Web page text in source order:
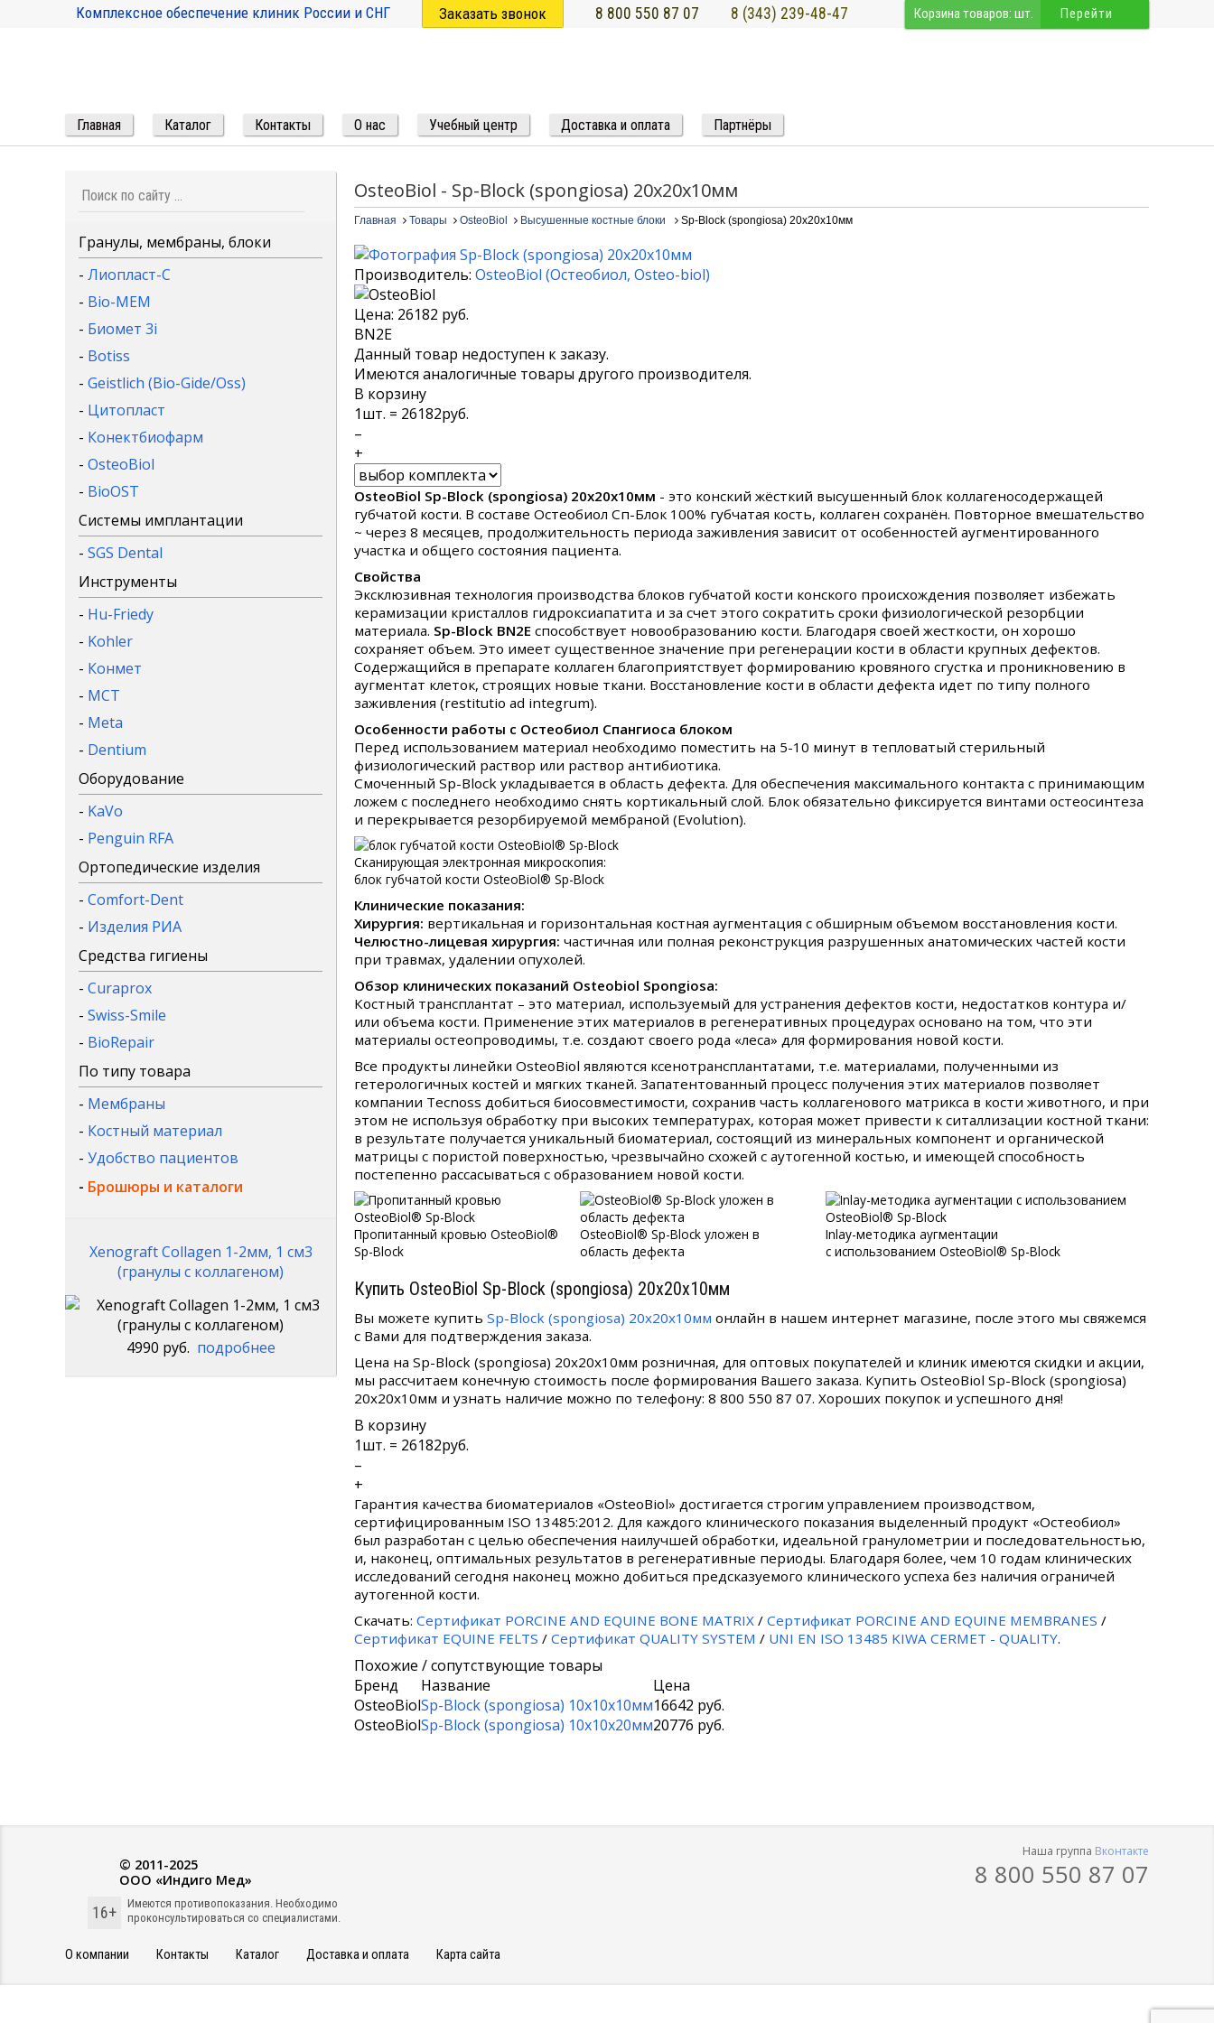
Перейти
Корзина товаров: шт.
Комплексное обеспечение клиник России и СНГ Заказать звонок 8 800 550 87 07 8 (343) 239-48-47
Главная Каталог Контакты О нас Учебный центр Доставка и оплата Партнёры
OsteoBiol - Sp-Block (spongiosa) 20х20х10мм
Главная Товары OsteoBiol Высушенные костные блоки Sp-Block (spongiosa) 20х20х10мм
Производитель: OsteoBiol (Остеобиол, Osteo-biol)
Цена: 26182 руб.
BN2E
Данный товар недоступен к заказу.
Имеются аналогичные товары другого производителя.
В корзину
1шт. = 26182руб.
–
+
OsteoBiol Sp-Block (spongiosa) 20х20х10мм - это конский жёсткий высушенный блок коллагеносодержащей
губчатой кости. В составе Остеобиол Сп-Блок 100% губчатая кость, коллаген сохранён. Повторное вмешательство
~ через 8 месяцев, продолжительность периода заживления зависит от особенностей аугментированного
участка и общего состояния пациента.
Свойства
Эксклюзивная технология производства блоков губчатой кости конского происхождения позволяет избежать
керамизации кристаллов гидроксиапатита и за счет этого сократить сроки физиологической резорбции
материала. Sp-Block BN2E способствует новообразованию кости. Благодаря своей жесткости, он хорошо
сохраняет объем. Это имеет существенное значение при регенерации кости в области крупных дефектов.
Содержащийся в препарате коллаген благоприятствует формированию кровяного сгустка и проникновению в
аугментат клеток, строящих новые ткани. Восстановление кости в области дефекта идет по типу полного
заживления (restitutio ad integrum).
Особенности работы с Остеобиол Спангиоса блоком
Перед использованием материал необходимо поместить на 5-10 минут в тепловатый стерильный
физиологический раствор или раствор антибиотика.
Смоченный Sp-Block укладывается в область дефекта. Для обеспечения максимального контакта с принимающим
ложем с последнего необходимо снять кортикальный слой. Блок обязательно фиксируется винтами остеосинтеза
и перекрывается резорбируемой мембраной (Evolution).
Сканирующая электронная микроскопия:
блок губчатой кости OsteoBiol® Sp-Block
Клинические показания:
Хирургия: вертикальная и горизонтальная костная аугментация с обширным объемом восстановления кости.
Челюстно-лицевая хирургия: частичная или полная реконструкция разрушенных анатомических частей кости
при травмах, удалении опухолей.
Обзор клинических показаний Osteobiol Spongiosa:
Костный трансплантат – это материал, используемый для устранения дефектов кости, недостатков контура и/
или объема кости. Применение этих материалов в регенеративных процедурах основано на том, что эти
материалы остеопроводимы, т.е. создают своего рода «леса» для формирования новой кости.
Все продукты линейки OsteoBiol являются ксенотрансплантатами, т.е. материалами, полученными из
гетерологичных костей и мягких тканей. Запатентованный процесс получения этих материалов позволяет
компании Tecnoss добиться биосовместимости, сохранив часть коллагенового матрикса в кости животного, и при
этом не используя обработку при высоких температурах, которая может привести к ситаллизации костной ткани:
в результате получается уникальный биоматериал, состоящий из минеральных компонент и органической
матрицы с пористой поверхностью, чрезвычайно схожей с аутогенной костью, и имеющей способность
постепенно рассасываться с образованием новой кости.
Пропитанный кровью OsteoBiol®
Sp-Block
OsteoBiol® Sp-Block уложен в
область дефекта
Inlay-методика аугментации
с использованием OsteoBiol® Sp-Block
Купить OsteoBiol Sp-Block (spongiosa) 20х20х10мм
Вы можете купить Sp-Block (spongiosa) 20х20х10мм онлайн в нашем интернет магазине, после этого мы свяжемся
с Вами для подтверждения заказа.
Цена на Sp-Block (spongiosa) 20х20х10мм розничная, для оптовых покупателей и клиник имеются скидки и акции,
мы рассчитаем конечную стоимость после формирования Вашего заказа. Купить OsteoBiol Sp-Block (spongiosa)
20х20х10мм и узнать наличие можно по телефону: 8 800 550 87 07. Хороших покупок и успешного дня!
В корзину
1шт. = 26182руб.
–
+
Гарантия качества биоматериалов «OsteoBiol» достигается строгим управлением производством,
сертифицированным ISO 13485:2012. Для каждого клинического показания выделенный продукт «Остеобиол»
был разработан с целью обеспечения наилучшей обработки, идеальной гранулометрии и последовательностью,
и, наконец, оптимальных результатов в регенеративные периоды. Благодаря более, чем 10 годам клинических
исследований сегодня наконец можно добиться предсказуемого клинического успеха без наличия ограничей
аутогенной кости.
Скачать: Сертификат PORCINE AND EQUINE BONE MATRIX / Сертификат PORCINE AND EQUINE MEMBRANES /
Сертификат EQUINE FELTS / Сертификат QUALITY SYSTEM / UNI EN ISO 13485 KIWA CERMET - QUALITY.
Похожие / сопутствующие товары
Бренд
Название
Цена
OsteoBiolSp-Block (spongiosa) 10х10х10мм16642 руб.
OsteoBiolSp-Block (spongiosa) 10х10х20мм20776 руб.
Гранулы, мембраны, блоки
- Лиопласт-С
- Bio-MEM
- Биомет 3i
- Botiss
- Geistlich (Bio-Gide/Oss)
- Цитопласт
- Конектбиофарм
- OsteoBiol
- BioOST
Системы имплантации
- SGS Dental
Инструменты
- Hu-Friedy
- Kohler
- Конмет
- MCT
- Meta
- Dentium
Оборудование
- KaVo
- Penguin RFA
Ортопедические изделия
- Comfort-Dent
- Изделия РИА
Средства гигиены
- Curaprox
- Swiss-Smile
- BioRepair
По типу товара
- Мембраны
- Костный материал
- Удобство пациентов
- Брошюры и каталоги
Xenograft Collagen 1-2мм, 1 см3
(гранулы с коллагеном)
4990 руб. подробнее
Наша группа Вконтакте
8 800 550 87 07
© 2011-2025
ООО «Индиго Мед»
16+
Имеются противопоказания. Необходимо
проконсультироваться со специалистами.
О компании Контакты Каталог Доставка и оплата Карта сайта